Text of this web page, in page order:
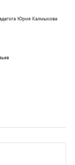
Юрия Калмыкова